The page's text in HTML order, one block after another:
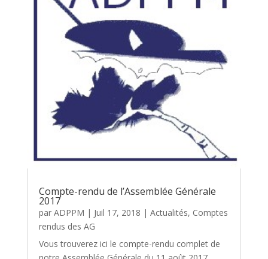
Compte-rendu de l’Assemblée Générale
2017
par ADPPM | Juil 17, 2018 | Actualités, Comptes
rendus des AG
Vous trouverez ici le compte-rendu complet de